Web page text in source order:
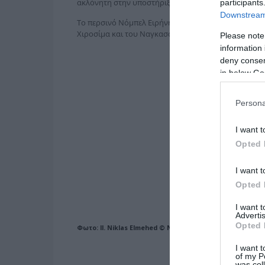
Please
information
deny
in below
I want
Opted
I want
Opted
I want
Opted
I want
of my
ακλόνητη στην υποστήριξή της για μια ειρηνική
Το περσινό Νόμπελ Ειρήνης είχε απονεμηθεί στη
Χιροσίμα και του Ναγκασάκι, που κάνει
Φωτο: ll. Niklas Elmehed © Nobel Prize Outreach/Χ/